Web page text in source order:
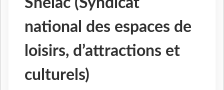
national des espaces de
loisirs, d’attractions et
culturels)